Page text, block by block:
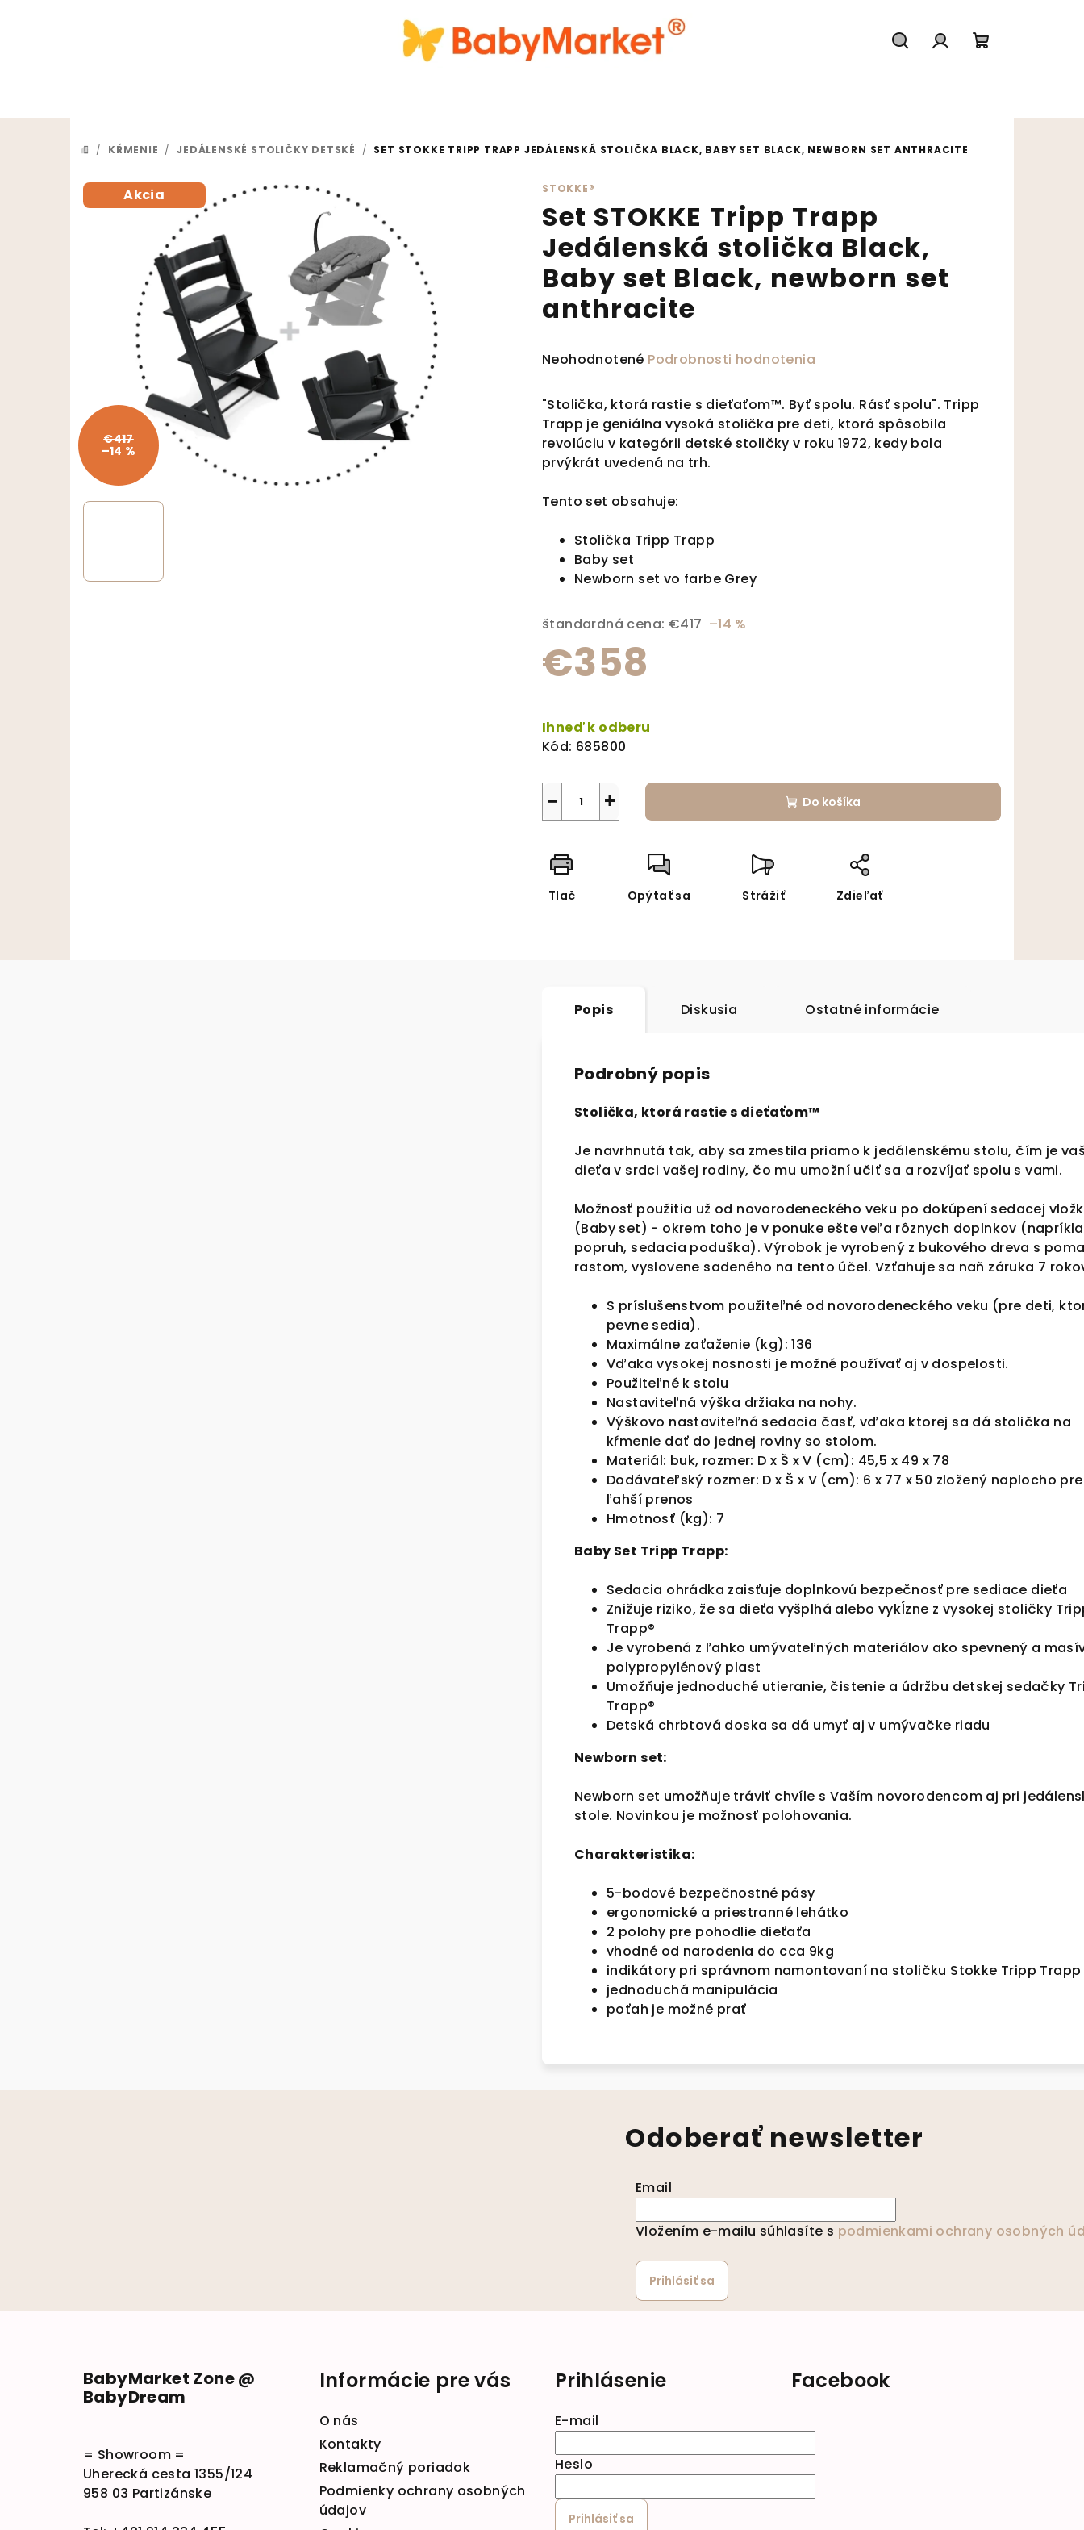
DOMOV
/ KŔMENIE / JEDÁLENSKÉ STOLIČKY DETSKÉ / SET STOKKE TRIPP TRAPP JEDÁLENSKÁ STOLIČKA BLACK, BABY SET BLACK, NEWBORN SET ANTHRACITE
STOKKE®
Set STOKKE Tripp Trapp
Jedálenská stolička Black,
Baby set Black, newborn set
anthracite
Priemerné hodnotenie produktu je 0,0 z 5 hviezdičiek.
Neohodnotené Podrobnosti hodnotenia
"Stolička, ktorá rastie s dieťaťom™. Byť spolu. Rásť spolu". Tripp
Trapp je geniálna vysoká stolička pre deti, ktorá spôsobila
revolúciu v kategórii detské stoličky v roku 1972, kedy bola
prvýkrát uvedená na trh.
Tento set obsahuje:
Stolička Tripp Trapp
Baby set
Newborn set vo farbe Grey
štandardná cena: €417 –14 %
€358
Ihneď k odberu
Kód: 685800
+
− Do košíka
Tlač Opýtať sa Strážiť Zdieľať
Akcia
€417
–14 %
Popis Diskusia Ostatné informácie
Podrobný popis
Stolička, ktorá rastie s dieťaťom™
Je navrhnutá tak, aby sa zmestila priamo k jedálenskému stolu, čím je
dieťa v srdci vašej rodiny, čo mu umožní učiť sa a rozvíjať spolu s vami.
Možnosť použitia už od novorodeneckého veku po dokúpení sedacej
(Baby set) - okrem toho je v ponuke ešte veľa rôznych doplnkov
popruh, sedacia poduška). Výrobok je vyrobený z bukového dreva s
rastom, vyslovene sadeného na tento účel. Vzťahuje sa naň záruka 7
S príslušenstvom použiteľné od novorodeneckého veku (pre deti,
pevne sedia).
Maximálne zaťaženie (kg): 136
Vďaka vysokej nosnosti je možné používať aj v dospelosti.
Použiteľné k stolu
Nastaviteľná výška držiaka na nohy.
Výškovo nastaviteľná sedacia časť, vďaka ktorej sa dá stolička na
kŕmenie dať do jednej roviny so stolom.
Materiál: buk, rozmer: D x Š x V (cm): 45,5 x 49 x 78
Dodávateľský rozmer: D x Š x V (cm): 6 x 77 x 50 zložený naplocho pre
ľahší prenos
Hmotnosť (kg): 7
Baby Set Tripp Trapp:
Sedacia ohrádka zaisťuje doplnkovú bezpečnosť pre sediace dieťa
Znižuje riziko, že sa dieťa vyšplhá alebo vykĺzne z vysokej stoličky
Trapp®
Je vyrobená z ľahko umývateľných materiálov ako spevnený a
polypropylénový plast
Umožňuje jednoduché utieranie, čistenie a údržbu detskej sedačky
Trapp®
Detská chrbtová doska sa dá umyť aj v umývačke riadu
Newborn set:
Newborn set umožňuje tráviť chvíle s Vaším novorodencom aj pri
stole. Novinkou je možnosť polohovania.
Charakteristika:
5-bodové bezpečnostné pásy
ergonomické a priestranné lehátko
2 polohy pre pohodlie dieťaťa
vhodné od narodenia do cca 9kg
indikátory pri správnom namontovaní na stoličku Stokke Tripp Trapp
jednoduchá manipulácia
poťah je možné prať
Odoberať newsletter
Email
Vložením e-mailu súhlasíte s podmienkami ochrany osobných
Prihlásiť sa
BabyMarket Zone @
BabyDream
= Showroom =
Uherecká cesta 1355/124
958 03 Partizánske
Informácie pre vás
O nás
Kontakty
Reklamačný poriadok
Podmienky ochrany osobných
údajov
Prihlásenie
E-mail
Heslo
Prihlásiť sa
Facebook